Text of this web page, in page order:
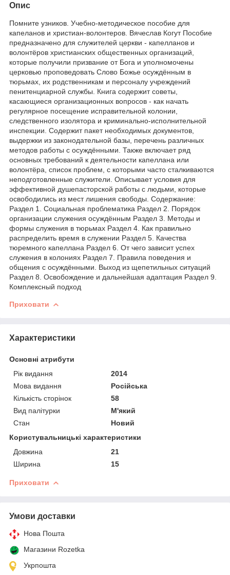
Опис
Помните узников. Учебно-методическое пособие для
капеланов и христиан-волонтеров. Вячеслав Когут Пособие
предназначено для служителей церкви - капелланов и
волонтёров христианских общественных организаций,
которые получили призвание от Бога и уполномочены
церковью проповедовать Слово Божье осуждённым в
тюрьмах, их родственникам и персоналу учреждений
пенитенциарной службы. Книга содержит советы,
касающиеся организационных вопросов - как начать
регулярное посещение исправительной колонии,
следственного изолятора и криминально-исполнительной
инспекции. Содержит пакет необходимых документов,
выдержки из законодательной базы, перечень различных
методов работы с осуждёнными. Также включает ряд
основных требований к деятельности капеллана или
волонтёра, список проблем, с которыми часто сталкиваются
неподготовленные служители. Описывает условия для
эффективной душепасторской работы с людьми, которые
освободились из мест лишения свободы. Содержание:
Раздел 1. Социальная проблематика Раздел 2. Порядок
организации служения осуждённым Раздел 3. Методы и
формы служения в тюрьмах Раздел 4. Как правильно
распределить время в служении Раздел 5. Качества
тюремного капеллана Раздел 6. От чего зависит успех
служения в колониях Раздел 7. Правила поведения и
общения с осуждёнными. Выход из щепетильных ситуаций
Раздел 8. Освобождение и дальнейшая адаптация Раздел 9.
Комплексный подход
Приховати
Характеристики
Основні атрибути
Рік видання
2014
Мова видання
Російська
Кількість сторінок
58
Вид палітурки
М'який
Стан
Новий
Користувальницькі характеристики
Довжина
21
Ширина
15
Приховати
Умови доставки
Нова Пошта
Магазини Rozetka
Укрпошта